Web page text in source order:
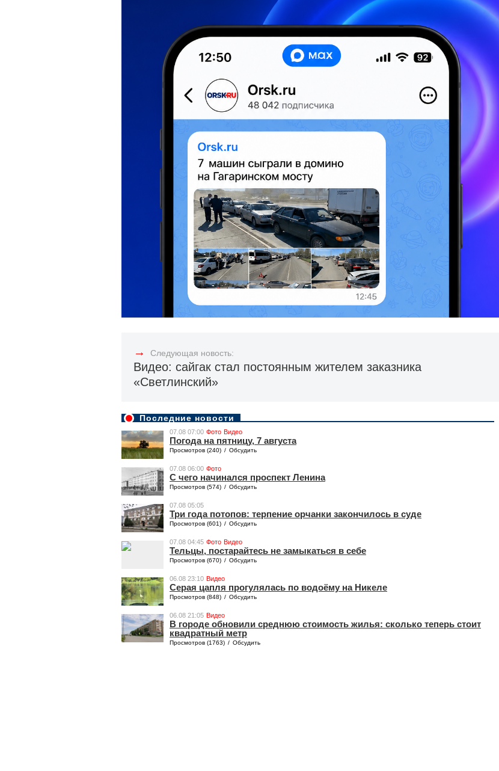
→ Следующая новость:
Видео: сайгак стал постоянным жителем заказника
«Светлинский»
Последние новости
07.08 07:00 Фото Видео
Погода на пятницу, 7 августа
Просмотров (240) / Обсудить
07.08 06:00 Фото
​​С чего начинался проспект Ленина
Просмотров (574) / Обсудить
07.08 05:05
Три года потопов: терпение орчанки закончилось в суде
Просмотров (601) / Обсудить
07.08 04:45 Фото Видео
Тельцы, постарайтесь не замыкаться в себе
Просмотров (670) / Обсудить
06.08 23:10 Видео
Серая цапля прогулялась по водоёму на Никеле
Просмотров (848) / Обсудить
06.08 21:05 Видео
В городе обновили среднюю стоимость жилья: сколько теперь стоит
квадратный метр
Просмотров (1763) / Обсудить